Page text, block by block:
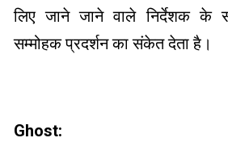
लिए जाने जाने वाले निर्देशक के
सम्मोहक प्रदर्शन का संकेत देता है।
Ghost: